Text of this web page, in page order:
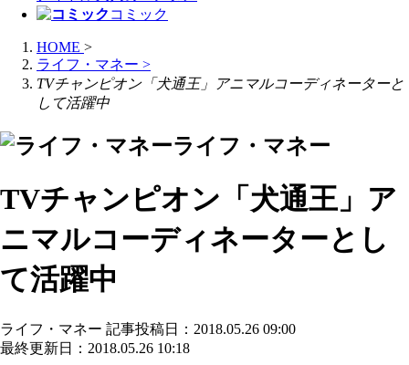
コミック
HOME >
ライフ・マネー >
TVチャンピオン「犬通王」アニマルコーディネーターと
して活躍中
ライフ・マネー
TVチャンピオン「犬通王」ア
ニマルコーディネーターとし
て活躍中
ライフ・マネー 記事投稿日：2018.05.26 09:00
最終更新日：2018.05.26 10:18